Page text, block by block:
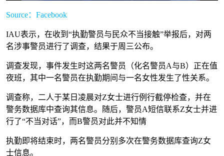
Source：Facebook
IAU表示，在收到“执勤警员与民众不当接触”举报后，对两
名涉事警员进行了调查，结果于周三公布。
调查发现，事件发生时这两名警员（化名警员A与B）正在值
夜班，其中一名警员在执勤期间与一名女性发生了性关系。
调查称，二人于某日凌晨对Z女士进行例行截停检查，并在
警务数据库中查询其信息。随后，警员A短信联系Z女士并进
行了“不当对话”，而B警员对此并不知情
执勤即将结束时，两名警员分别多次在警务数据库查询Z女
士信息。